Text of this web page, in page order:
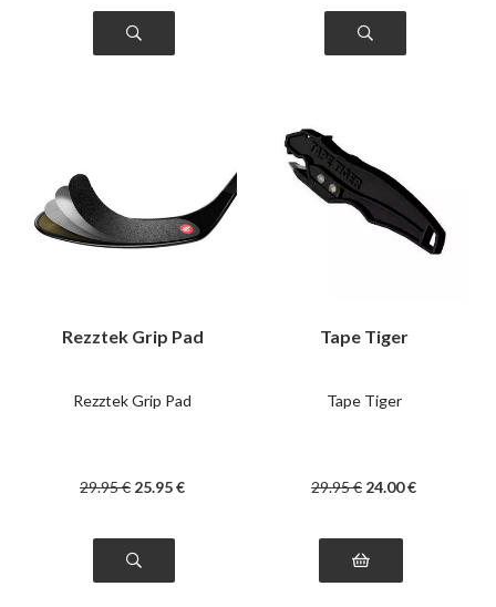
Rezztek Grip Pad
Rezztek Grip Pad
29.95€ 25.95€
Tape Tiger
Tape Tiger
29.95€ 24.00€